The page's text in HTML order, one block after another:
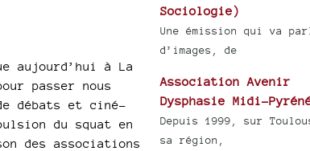
aujourd’hui à La
passer nous
débats et ciné-
du squat en
des associations
Sociologie)
Une émission qui va
d’images, de
Association Avenir
Dysphasie Midi-
Depuis 1999, sur
sa région,